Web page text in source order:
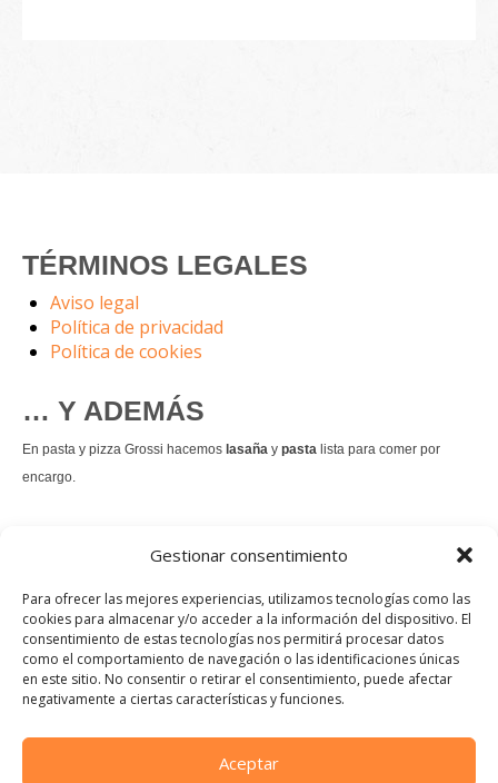
Gestionar consentimiento
Para ofrecer las mejores experiencias, utilizamos tecnologías como las
cookies para almacenar y/o acceder a la información del dispositivo. El
consentimiento de estas tecnologías nos permitirá procesar datos
como el comportamiento de navegación o las identificaciones únicas
en este sitio. No consentir o retirar el consentimiento, puede afectar
negativamente a ciertas características y funciones.
Aceptar
TÉRMINOS LEGALES
Aviso legal
Política de privacidad
Política de cookies
… Y ADEMÁS
En pasta y pizza Grossi hacemos lasaña y pasta lista para comer por
encargo.
es un permanente.
Pedir comida Just eat
Instagram
Facebook
TikTok
Dirección:
Calle Manuel Allende, 12, 48010 Bilbao, Vizcaya